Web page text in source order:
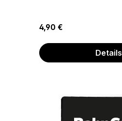
Regulärer Preis:
4,90 €
Details